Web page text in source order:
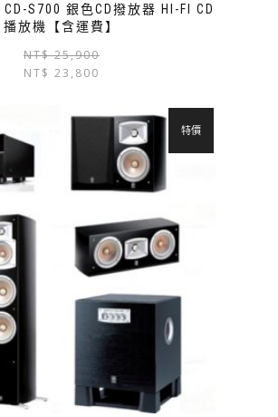
S700 銀色CD撥放器 HI-FI CD
播放機【含運費】
NT$25,900
NT$ 23,800
特價